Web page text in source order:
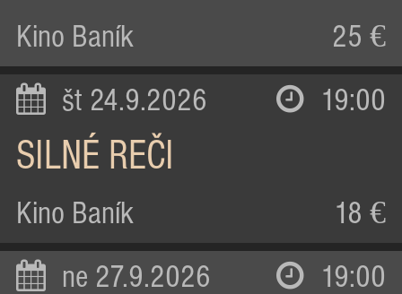
Kino Baník 25 €
št 24.9.2026 19:00
SILNÉ REČI
Kino Baník 18 €
ne 27.9.2026 19:00